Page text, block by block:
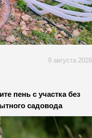
9 августа 2026
пень с участка без
садовода